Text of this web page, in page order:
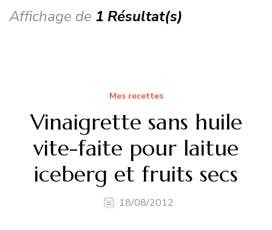
Affichage de 1 Résultat(s)
Mes recettes
Vinaigrette sans huile
vite-faite pour laitue
iceberg et fruits secs
18/08/2012